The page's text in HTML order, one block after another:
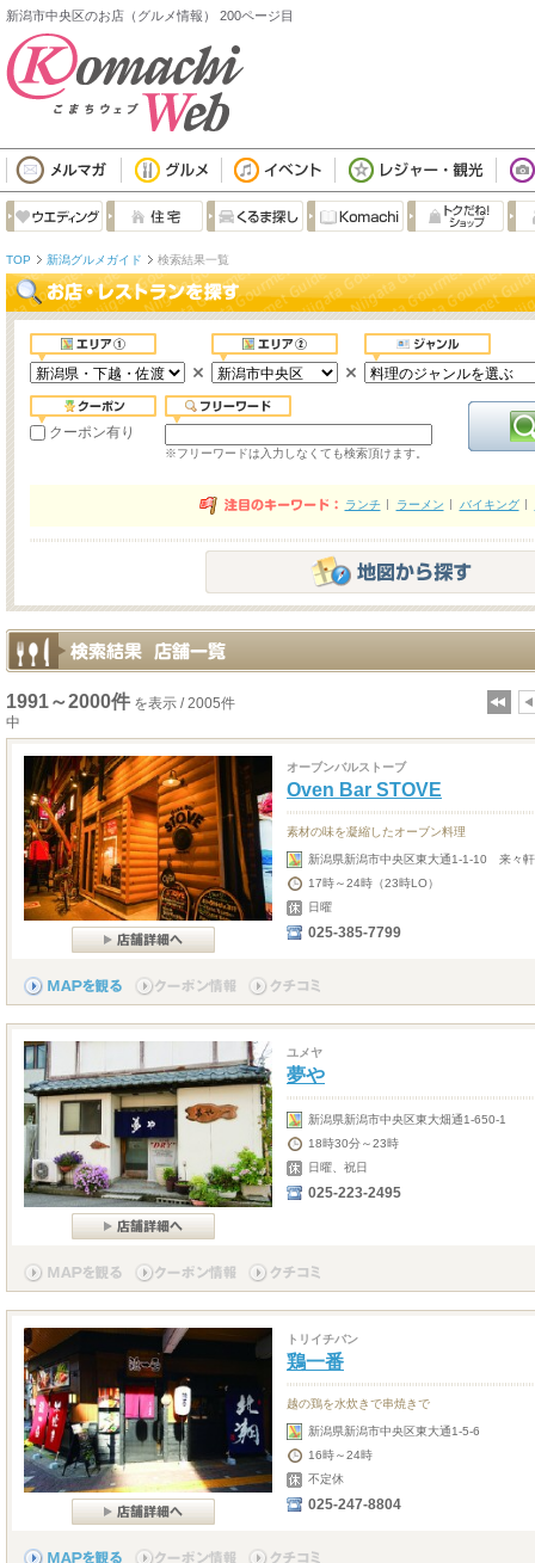
新潟市中央区のお店（グルメ情報） 200ページ目
TOP 新潟グルメガイド 検索結果一覧
クーポン有り
※フリーワードは入力しなくても検索頂けます。
ランチ ラーメン バイキング
1991～2000件 を表示 / 2005件
中
オーブンバルストーブ
Oven Bar STOVE
素材の味を凝縮したオーブン料理
新潟県新潟市中央区東大通1-1-10 来々
17時～24時（23時LO）
日曜
025-385-7799
ユメヤ
夢や
新潟県新潟市中央区東大畑通1-650-1
18時30分～23時
日曜、祝日
025-223-2495
トリイチバン
鶏一番
越の鶏を水炊きで串焼きで
新潟県新潟市中央区東大通1-5-6
16時～24時
不定休
025-247-8804